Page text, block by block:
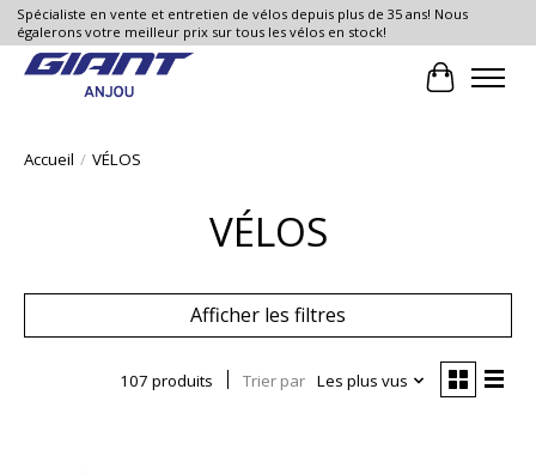
Spécialiste en vente et entretien de vélos depuis plus de 35 ans! Nous
égalerons votre meilleur prix sur tous les vélos en stock!
Panier
Accueil / VÉLOS
VÉLOS
Afficher les filtres
107 produits Trier par Les plus vus